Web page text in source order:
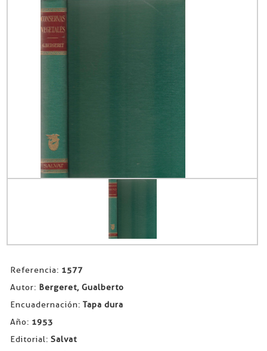
Referencia: 1577
Autor: Bergeret, Gualberto
Encuadernación: Tapa dura
Año: 1953
Editorial: Salvat